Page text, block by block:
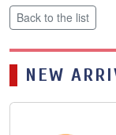
Back to the list
NEW